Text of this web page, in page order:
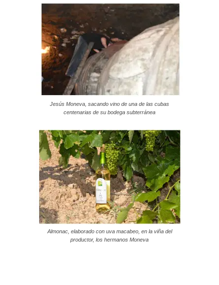
Jesús Moneva, sacando vino de una de las cubas
centenarias de su bodega subterránea
Almonac, elaborado con uva macabeo, en la viña del
productor, los hermanos Moneva